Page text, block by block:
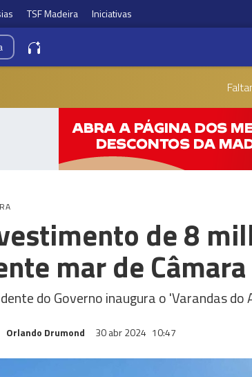
TSF Madeira Iniciativas
de 8
mar de
do Governo inaugura o 'Varandas
Orlando Drumond 30 abr 2024 10:47